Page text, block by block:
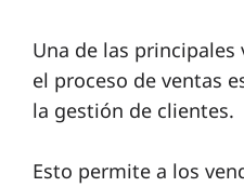
Una de las
el proceso de ventas
la gestión de clientes.
Esto permite a los